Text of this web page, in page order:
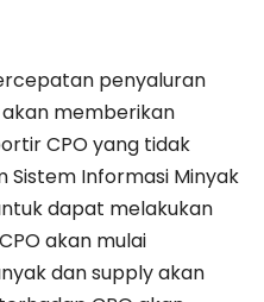
penyaluran
memberikan
CPO yang tidak
Informasi Minyak
dapat melakukan
akan mulai
dan supply akan